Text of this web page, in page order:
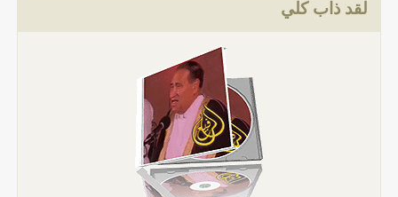
لقد ذاب كلي